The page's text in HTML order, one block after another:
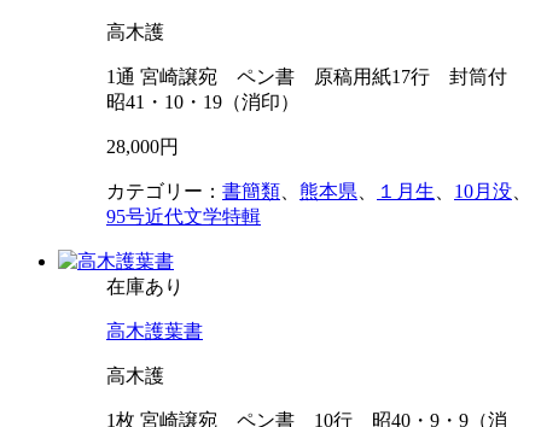
高木護
1通 宮崎譲宛 ペン書 原稿用紙17行 封筒付
昭41・10・19（消印）
28,000円
カテゴリー： 書簡類 熊本県 １月生 10月没
95号近代文学特輯
在庫あり
高木護葉書
高木護
1枚 宮崎譲宛 ペン書 10行 昭40・9・9（消